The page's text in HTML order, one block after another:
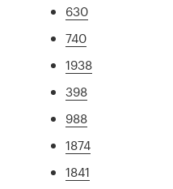
630
740
1938
398
988
1874
1841